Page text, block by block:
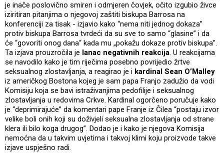
je inače poslovično smiren i odmjeren čovjek, očito izgubio živce
iziritiran pitanjima o njegovoj zaštiti biskupa Barrosa na
konferenciji za tisak - izjavio kako “nema niti jednog dokaza”
protiv biskupa Barrosa tvrdeći da su sve to samo “glasine” i da
će “govoriti onog dana“ kada mu „pokažu dokaze protiv biskupa”.
Ta izjava prouzročila je lanac negativnih reakcija. U reakcijama
se navodilo kako je tim riječima posebno povrijedio žrtve
seksualnog zlostavljanja, a reagirao je i kardinal Sean O’Malley
iz američkog Bostona kojeg je sam papa Franjo zadužio da vodi
Komisiju koja se bavi istraživanjima pedofilije i seksualnog
zlostavljanja u redovima Crkve. Kardinal ogorčeno poručuje kako
je “deprimirajuće” da komentari pape Franje iz Čilea “postaju izvor
velike boli onih koji su doživjeli seksualna zlostavljanja od strane
klera ili bilo koga drugog”. Dodao je i kako je njegova Komisija
nemoćna da u takvim uvjetima i takvoj klimi koju proizvode takve
izjave uspješno radi.